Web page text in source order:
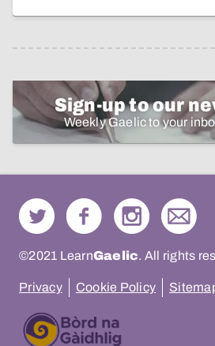
Sign-up to our
Weekly Gaelic to your
©2021 LearnGaelic. All rights
Privacy Cookie Policy